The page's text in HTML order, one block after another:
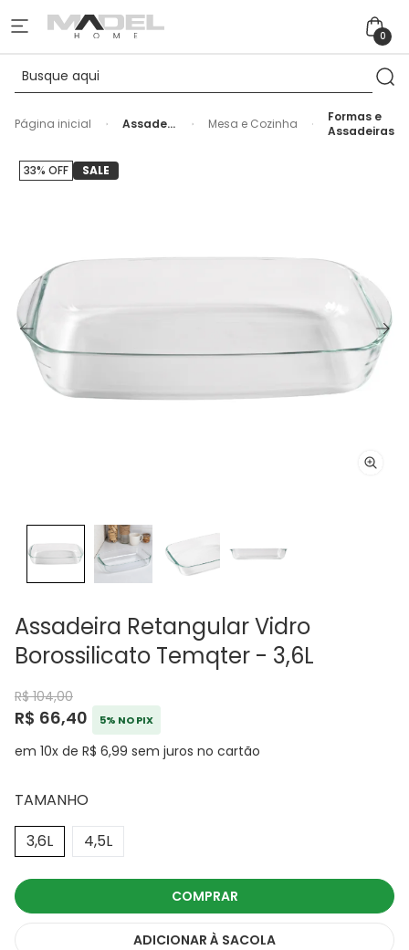
0
Página inicial
Assadeira
Mesa e Cozinha
Formas e
Assadeiras
Assadeira Retangular Vidro
Borossilicato Temqter - 3,6L
R$ 104,00
R$ 66,40 5% NO PIX
em 10x de R$ 6,99 sem juros no cartão
33% OFF SALE
TAMANHO
3,6L
4,5L
COMPRAR
ADICIONAR À SACOLA